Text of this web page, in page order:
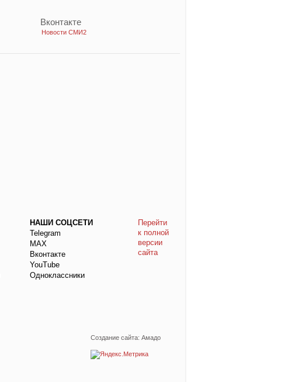
Вконтакте
Новости СМИ2
НАШИ СОЦСЕТИ
Telegram
МАХ
Вконтакте
YouTube
Одноклассники
Перейти
к полной
версии
сайта
Создание сайта: Амадо